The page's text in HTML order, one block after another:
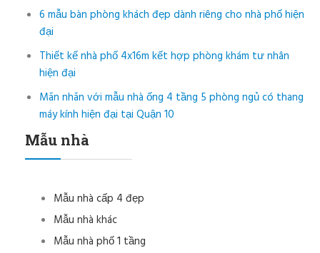
6 mẫu bàn phòng khách đẹp dành riêng cho nhà phố hiện
đại
Thiết kế nhà phố 4x16m kết hợp phòng khám tư nhân
hiện đại
Mãn nhãn với mẫu nhà ống 4 tầng 5 phòng ngủ có thang
máy kính hiện đại tại Quận 10
Mẫu nhà
Mẫu nhà cấp 4 đẹp
Mẫu nhà khác
Mẫu nhà phố 1 tầng